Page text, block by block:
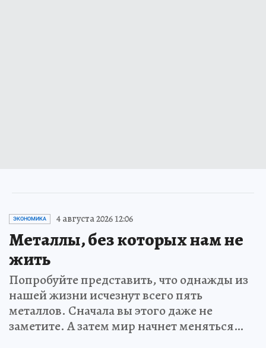
ЭКОНОМИКА 4 августа 2026 12:06
Металлы, без которых нам не
жить
Попробуйте представить, что однажды из
нашей жизни исчезнут всего пять
металлов. Сначала вы этого даже не
заметите. А затем мир начнет меняться…